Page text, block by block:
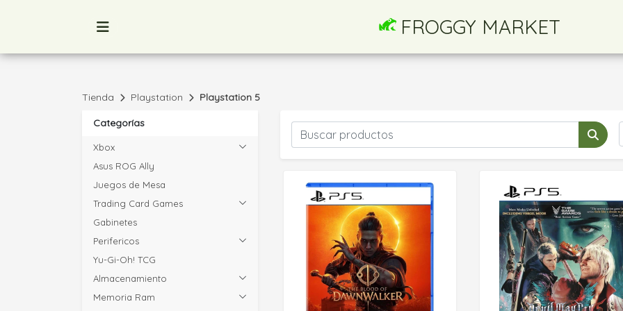
FROGGY MARKET
Tienda Playstation Playstation 5
Categorías
Xbox
Asus ROG Ally
Juegos de Mesa
Trading Card Games
Gabinetes
Perifericos
Yu-Gi-Oh! TCG
Almacenamiento
Memoria Ram